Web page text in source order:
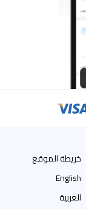
خريطة الموقع
English
العربية